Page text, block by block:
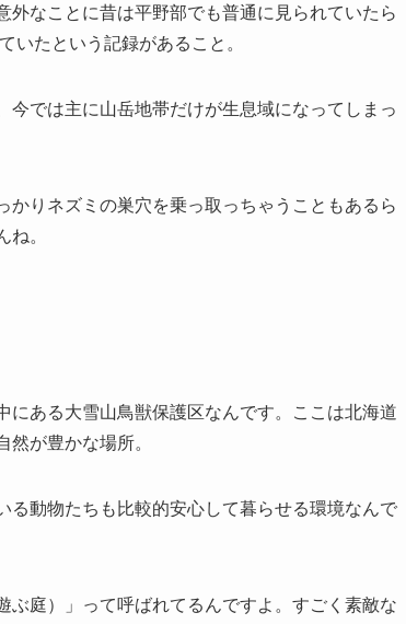
なことに昔は平野部でも普通に見られていたら
いたという記録があること。
では主に山岳地帯だけが生息域になってしまっ
りネズミの巣穴を乗っ取っちゃうこともあるら
ね。
ある大雪山鳥獣保護区なんです。ここは北海道
が豊かな場所。
動物たちも比較的安心して暮らせる環境なんで
庭）」って呼ばれてるんですよ。すごく素敵な